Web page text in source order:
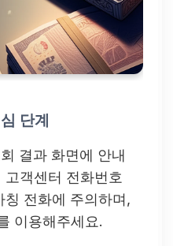
단계
결과 화면에 안내
고객센터 전화번호
전화에 주의하며,
이용해주세요.